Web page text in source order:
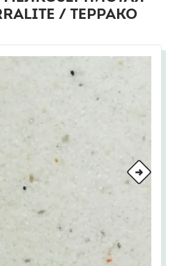
/ ТЕРРАКО